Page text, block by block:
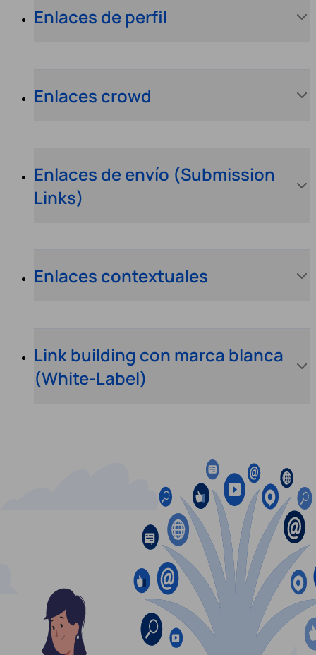
Enlaces de perfil
Enlaces crowd
Enlaces de envío (Submission
Links)
Enlaces contextuales
Link building con marca blanca
(White-Label)